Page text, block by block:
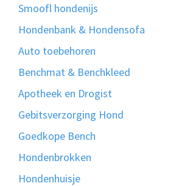
Smoofl hondenijs
Hondenbank & Hondensofa
Auto toebehoren
Benchmat & Benchkleed
Apotheek en Drogist
Gebitsverzorging Hond
Goedkope Bench
Hondenbrokken
Hondenhuisje